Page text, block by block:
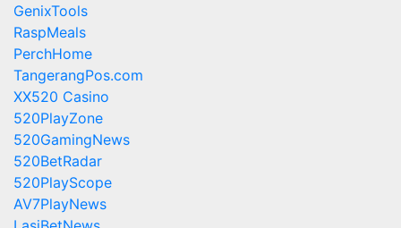
GenixTools
RaspMeals
PerchHome
TangerangPos.com
XX520 Casino
520PlayZone
520GamingNews
520BetRadar
520PlayScope
AV7PlayNews